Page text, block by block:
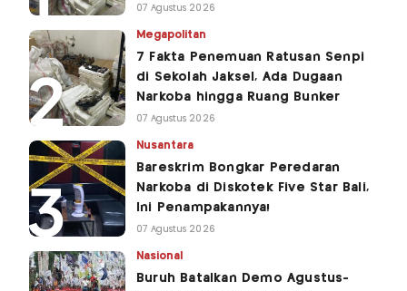
07 Agustus 2026
Megapolitan
7 Fakta Penemuan Ratusan Senpi
di Sekolah Jaksel, Ada Dugaan
Narkoba hingga Ruang Bunker
07 Agustus 2026
Nusantara
Bareskrim Bongkar Peredaran
Narkoba di Diskotek Five Star Bali,
Ini Penampakannya!
07 Agustus 2026
Nasional
Buruh Batalkan Demo Agustus-